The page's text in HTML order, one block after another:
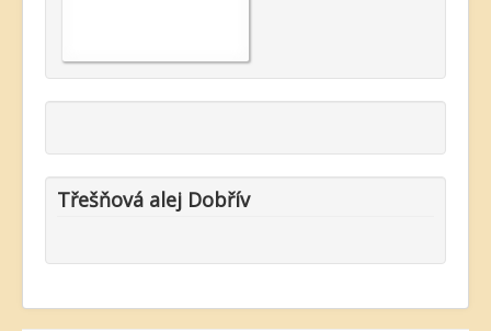
Třešňová alej Dobřív